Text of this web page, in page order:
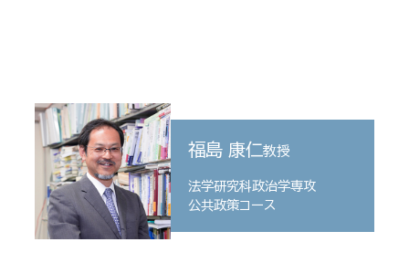
福島 康仁教授
法学研究科政治学専攻
公共政策コース